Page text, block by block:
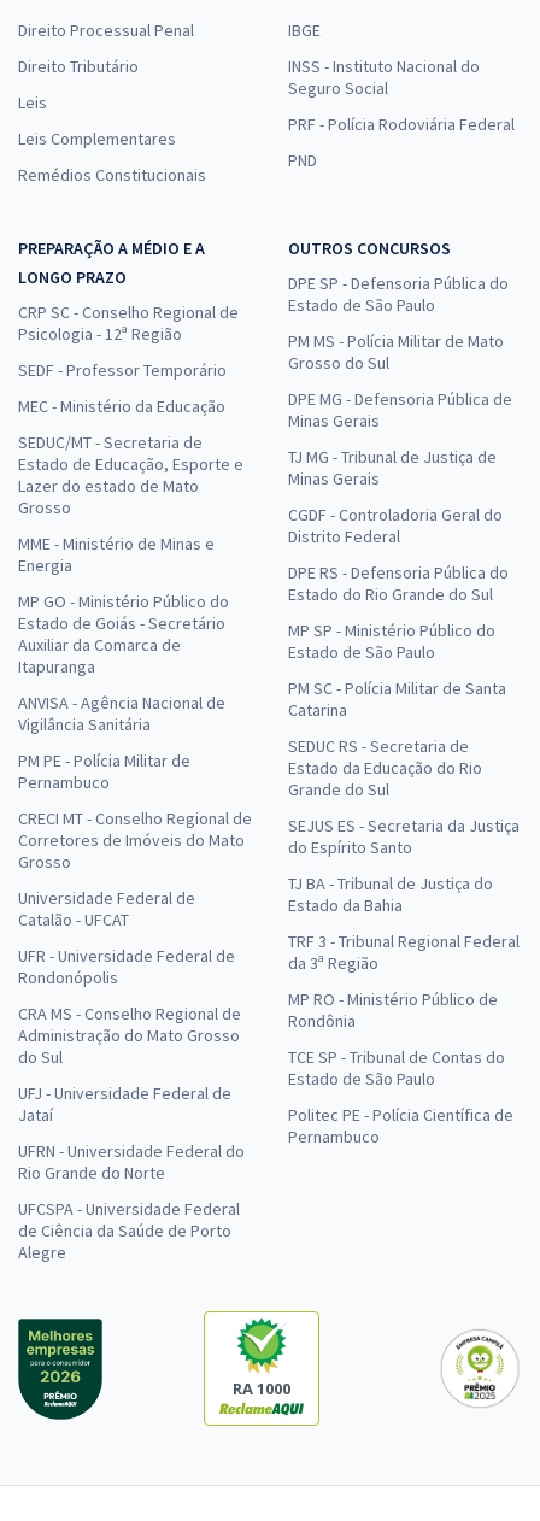
Direito Processual Penal
Direito Tributário
Leis
Leis Complementares
Remédios Constitucionais
IBGE
INSS - Instituto Nacional do
Seguro Social
PRF - Polícia Rodoviária Federal
PND
PREPARAÇÃO A MÉDIO E A
LONGO PRAZO
CRP SC - Conselho Regional de
Psicologia - 12ª Região
SEDF - Professor Temporário
MEC - Ministério da Educação
SEDUC/MT - Secretaria de
Estado de Educação, Esporte e
Lazer do estado de Mato
Grosso
MME - Ministério de Minas e
Energia
MP GO - Ministério Público do
Estado de Goiás - Secretário
Auxiliar da Comarca de
Itapuranga
ANVISA - Agência Nacional de
Vigilância Sanitária
PM PE - Polícia Militar de
Pernambuco
CRECI MT - Conselho Regional de
Corretores de Imóveis do Mato
Grosso
Universidade Federal de
Catalão - UFCAT
UFR - Universidade Federal de
Rondonópolis
CRA MS - Conselho Regional de
Administração do Mato Grosso
do Sul
UFJ - Universidade Federal de
Jataí
UFRN - Universidade Federal do
Rio Grande do Norte
UFCSPA - Universidade Federal
de Ciência da Saúde de Porto
Alegre
OUTROS CONCURSOS
DPE SP - Defensoria Pública do
Estado de São Paulo
PM MS - Polícia Militar de Mato
Grosso do Sul
DPE MG - Defensoria Pública de
Minas Gerais
TJ MG - Tribunal de Justiça de
Minas Gerais
CGDF - Controladoria Geral do
Distrito Federal
DPE RS - Defensoria Pública do
Estado do Rio Grande do Sul
MP SP - Ministério Público do
Estado de São Paulo
PM SC - Polícia Militar de Santa
Catarina
SEDUC RS - Secretaria de
Estado da Educação do Rio
Grande do Sul
SEJUS ES - Secretaria da Justiça
do Espírito Santo
TJ BA - Tribunal de Justiça do
Estado da Bahia
TRF 3 - Tribunal Regional Federal
da 3ª Região
MP RO - Ministério Público de
Rondônia
TCE SP - Tribunal de Contas do
Estado de São Paulo
Politec PE - Polícia Científica de
Pernambuco
RA 1000